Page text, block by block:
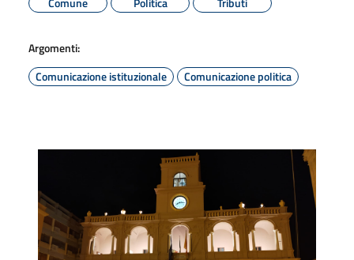
Argomenti:
Comunicazione istituzionale
Comunicazione politica